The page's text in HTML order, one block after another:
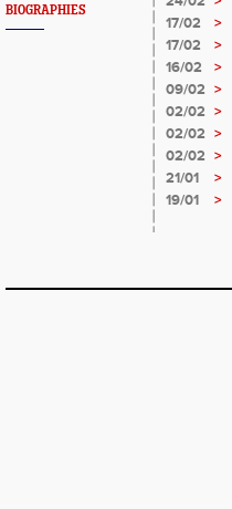
BIOGRAPHIES
17/02
>
17/02 >
16/02 >
09/02 >
02/02 >
02/02 >
02/02 >
21/01
>
19/01
>